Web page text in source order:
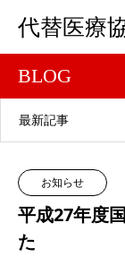
代替医療
BLOG
最新記事
お知らせ
平成27年度
た